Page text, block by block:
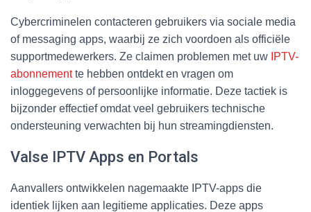
Cybercriminelen contacteren gebruikers via sociale media
of messaging apps, waarbij ze zich voordoen als officiële
supportmedewerkers. Ze claimen problemen met uw IPTV-
abonnementte hebben ontdekt en vragen om
inloggegevens of persoonlijke informatie. Deze tactiek is
bijzonder effectief omdat veel gebruikers technische
ondersteuning verwachten bij hun streamingdiensten.
Valse IPTV Apps en Portals
Aanvallers ontwikkelen nagemaakte IPTV-apps die
identiek lijken aan legitieme applicaties. Deze apps